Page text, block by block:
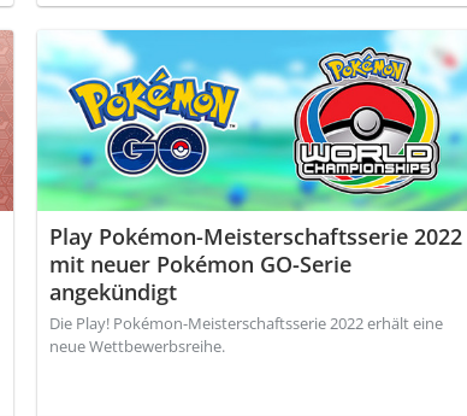
Play Pokémon-Meisterschaftsserie 2022
mit neuer Pokémon GO-Serie
angekündigt
Die Play! Pokémon-Meisterschaftsserie 2022 erhält eine
neue Wettbewerbsreihe.